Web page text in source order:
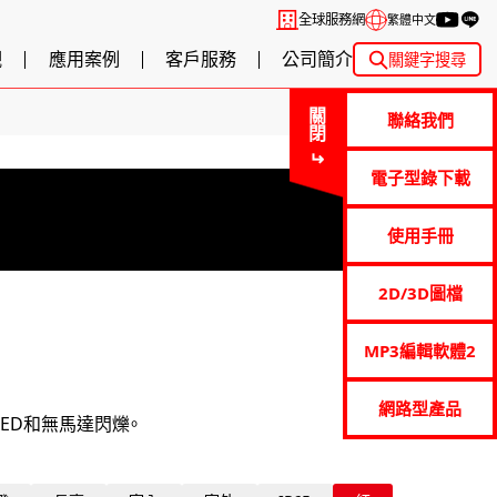
全球服務網 繁體中文
應用案例 客戶服務 公司簡介 關鍵字搜尋
關閉 聯絡我們
電子型錄下載
使用手冊
2D/3D圖檔
MP3編輯軟體2
網路型產品
和無馬達閃爍。